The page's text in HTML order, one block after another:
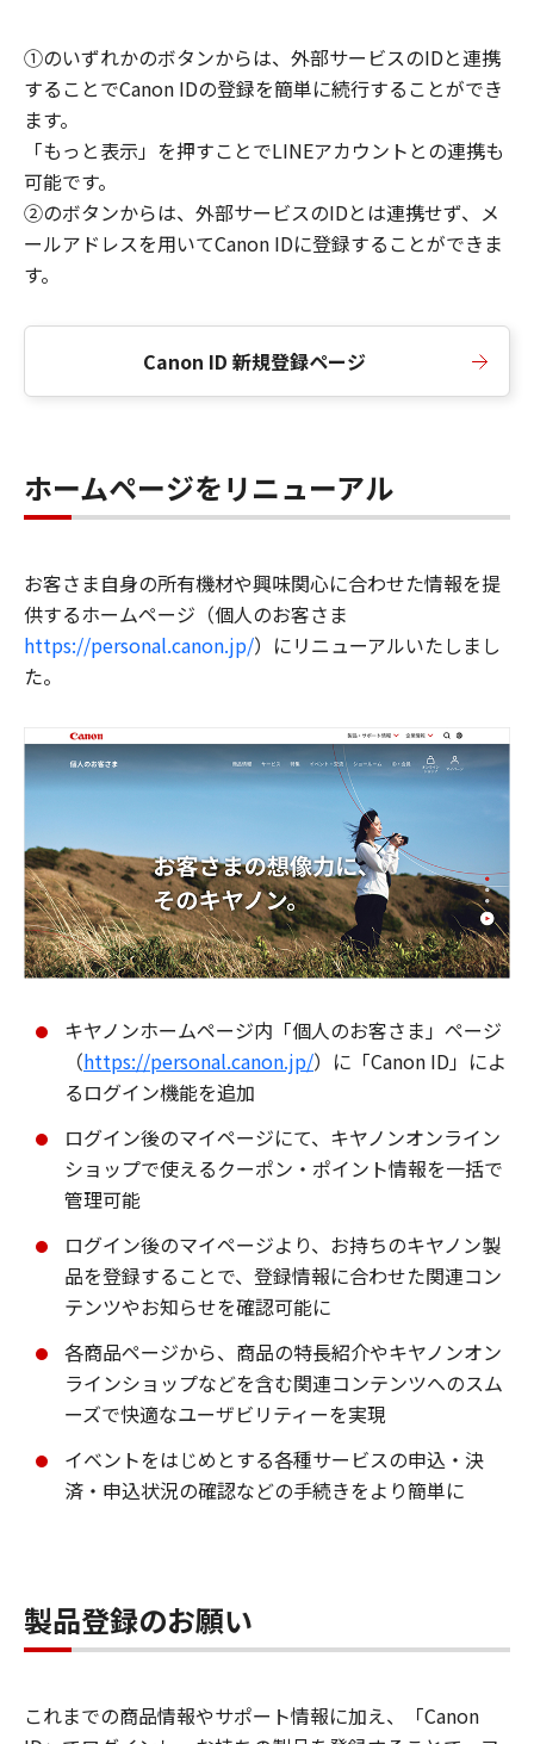
①のいずれかのボタンからは、外部サービスのIDと連携
することでCanon IDの登録を簡単に続行することができ
ます。
「もっと表示」を押すことでLINEアカウントとの連携も
可能です。
②のボタンからは、外部サービスのIDとは連携せず、メ
ールアドレスを用いてCanon IDに登録することができま
す。
Canon ID 新規登録ページ
ホームページをリニューアル
お客さま自身の所有機材や興味関心に合わせた情報を提
供するホームページ（個人のお客さま
https://personal.canon.jp/）にリニューアルいたしまし
た。
キヤノンホームページ内「個人のお客さま」ページ
（https://personal.canon.jp/）に「Canon ID」によ
るログイン機能を追加
ログイン後のマイページにて、キヤノンオンライン
ショップで使えるクーポン・ポイント情報を一括で
管理可能
ログイン後のマイページより、お持ちのキヤノン製
品を登録することで、登録情報に合わせた関連コン
テンツやお知らせを確認可能に
各商品ページから、商品の特長紹介やキヤノンオン
ラインショップなどを含む関連コンテンツへのスム
ーズで快適なユーザビリティーを実現
イベントをはじめとする各種サービスの申込・決
済・申込状況の確認などの手続きをより簡単に
製品登録のお願い
これまでの商品情報やサポート情報に加え、「Canon